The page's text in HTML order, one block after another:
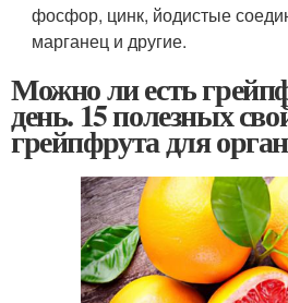
фосфор, цинк, йодистые
марганец и другие.
Можно ли есть
день. 15 полезных
грейпфрута для